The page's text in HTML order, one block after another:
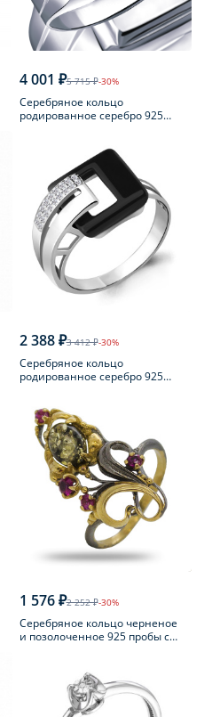
4 001 ₽5 715 ₽-30%
Серебряное кольцо
родированное серебро 925
2 388 ₽3 412 ₽-30%
Серебряное кольцо
родированное серебро 925
1 576 ₽2 252 ₽-30%
Серебряное кольцо черненое
и позолоченное 925 пробы с